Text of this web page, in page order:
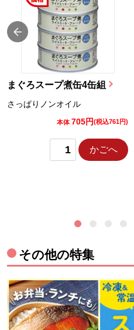
まぐろスープ煮缶4缶組
さっぱりノンオイル
本体 705円(税込761円)
かごへ
その他の特集